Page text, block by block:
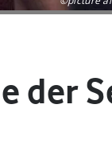
der